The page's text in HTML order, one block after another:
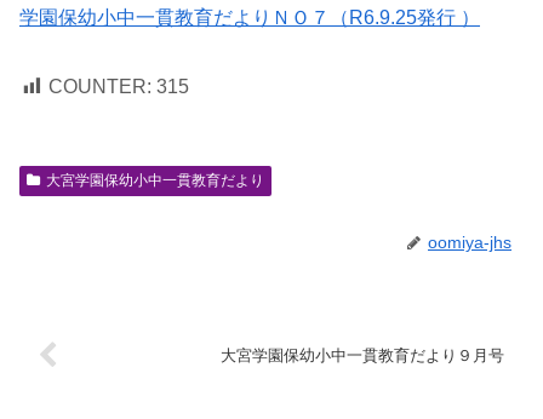
学園保幼小中一貫教育だよりＮＯ７（R6.9.25発行 ）
COUNTER: 315
大宮学園保幼小中一貫教育だより
oomiya-jhs
大宮学園保幼小中一貫教育だより９月号